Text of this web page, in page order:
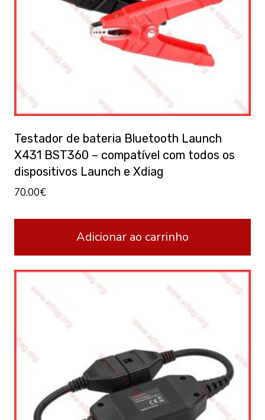
Testador de bateria Bluetooth Launch
X431 BST360 – compatível com todos os
dispositivos Launch e Xdiag
70.00€
Adicionar ao carrinho